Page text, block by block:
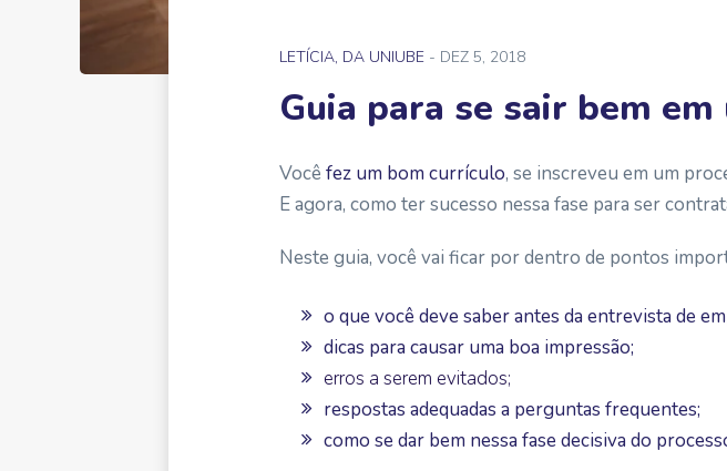
LETÍCIA, DA UNIUBE - DEZ 5, 2018
Guia para se sair bem
Você fez um bom currículo, se inscreveu em um
E agora, como ter sucesso nessa fase para ser
Neste guia, você vai ficar por dentro de pontos
o que você deve saber antes da entrevista de
dicas para causar uma boa impressão;
erros a serem evitados;
respostas adequadas a perguntas frequentes;
como se dar bem nessa fase decisiva do